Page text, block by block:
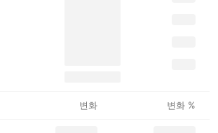
변화 변화 %